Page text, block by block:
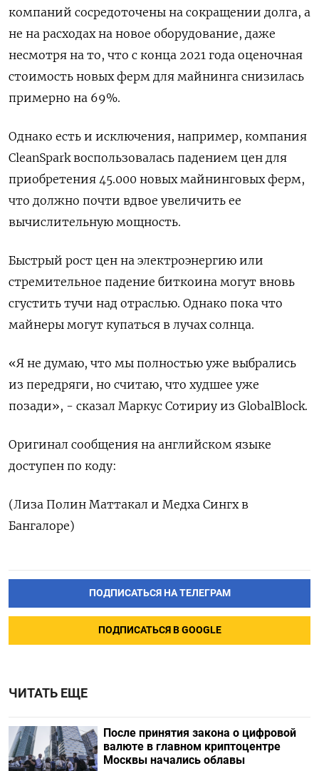
компаний сосредоточены на сокращении долга, а
не на расходах на новое оборудование, даже
несмотря на то, что с конца 2021 года оценочная
стоимость новых ферм для майнинга снизилась
примерно на 69%.
Однако есть и исключения, например, компания
CleanSpark воспользовалась падением цен для
приобретения 45.000 новых майнинговых ферм,
что должно почти вдвое увеличить ее
вычислительную мощность.
Быстрый рост цен на электроэнергию или
стремительное падение биткоина могут вновь
сгустить тучи над отраслью. Однако пока что
майнеры могут купаться в лучах солнца.
«Я не думаю, что мы полностью уже выбрались
из передряги, но считаю, что худшее уже
позади», - сказал Маркус Сотириу из GlobalBlock.
Оригинал сообщения на английском языке
доступен по коду:
(Лиза Полин Маттакал и Медха Сингх в
Бангалоре)
ПОДПИСАТЬСЯ НА ТЕЛЕГРАМ
ПОДПИСАТЬСЯ В GOOGLE
ЧИТАТЬ ЕЩЕ
После принятия закона о цифровой
валюте в главном криптоцентре
Москвы начались облавы